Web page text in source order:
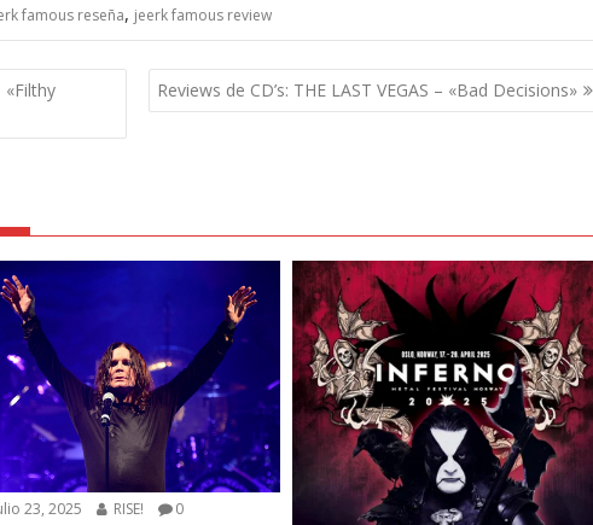
famous reseña, jeerk famous review
«Filthy
Reviews de CD’s: THE LAST VEGAS – «Bad Decisions»
23, 2025 RISE! 0